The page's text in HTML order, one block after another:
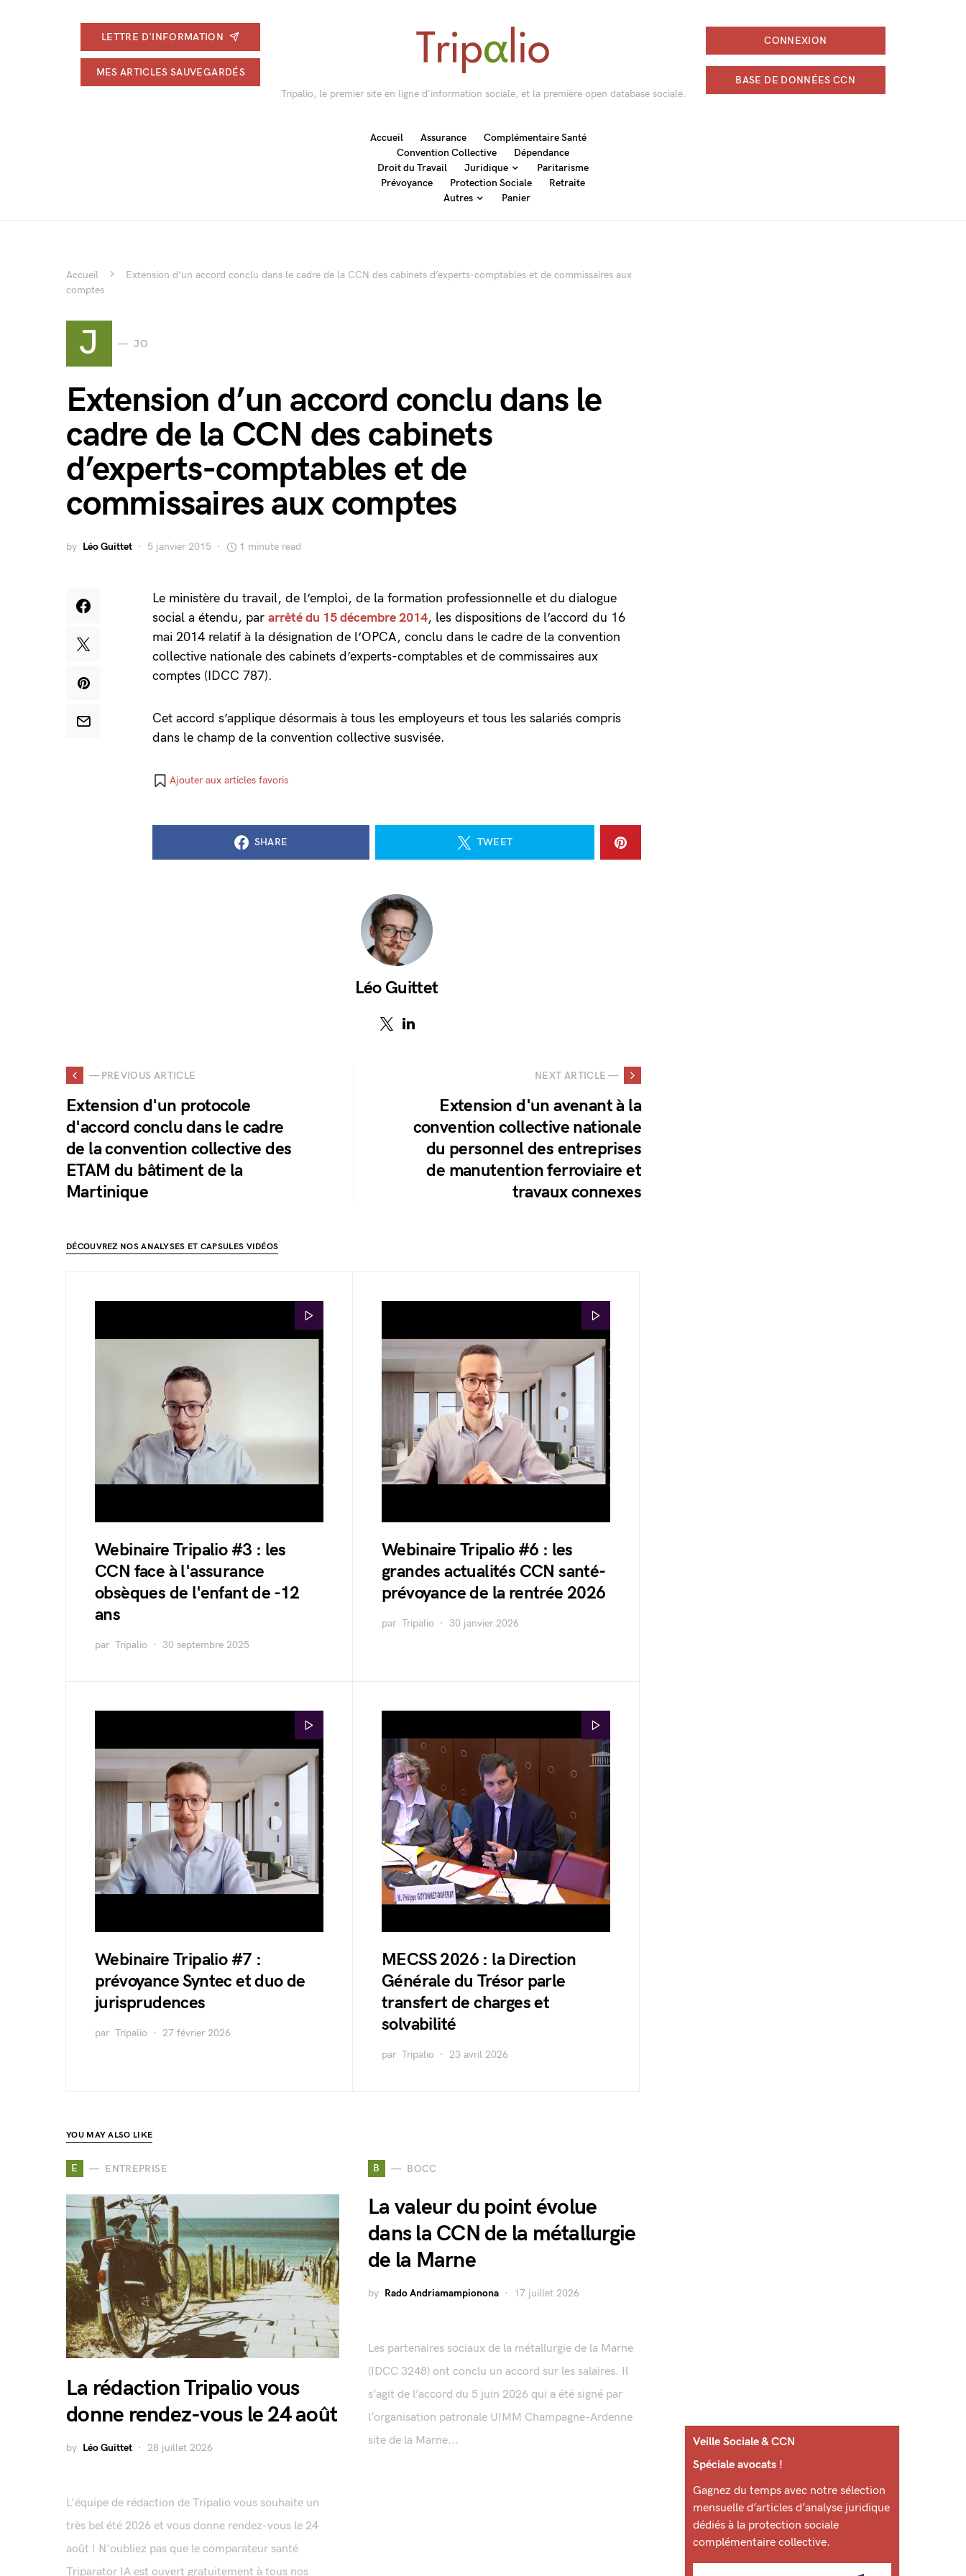
LETTRE D'INFORMATION
MES ARTICLES SAUVEGARDÉS
Tripalio, le premier site en ligne d'information sociale, et la première open database sociale.
CONNEXION
BASE DE DONNÉES CCN
Accueil Assurance
Complémentaire Santé
Convention Collective
Dépendance
Droit du Travail
Juridique
Paritarisme
Prévoyance
Protection Sociale
Retraite
Autres
Panier
Accueil
Extension d’un accord conclu dans le cadre de la CCN des cabinets d’experts-comptables et de commissaires aux
comptes
J JO
Extension d’un accord conclu dans le
cadre de la CCN des cabinets
d’experts-comptables et de
commissaires aux comptes
by Léo Guittet 5 janvier 2015 1 minute read
Le ministère du travail, de l’emploi, de la formation professionnelle et du dialogue
social a étendu, par arrêté du 15 décembre 2014, les dispositions de l’accord du 16
mai 2014 relatif à la désignation de l’OPCA, conclu dans le cadre de la convention
collective nationale des cabinets d’experts-comptables et de commissaires aux
comptes (IDCC 787).
Cet accord s’applique désormais à tous les employeurs et tous les salariés compris
dans le champ de la convention collective susvisée.
Ajouter aux articles favoris
SHARE TWEET
Léo Guittet
— PREVIOUS ARTICLE
Extension d'un protocole
d'accord conclu dans le cadre
de la convention collective des
ETAM du bâtiment de la
Martinique
NEXT ARTICLE —
Extension d'un avenant à la
convention collective nationale
du personnel des entreprises
de manutention ferroviaire et
travaux connexes
DÉCOUVREZ NOS ANALYSES ET CAPSULES VIDÉOS
Webinaire Tripalio #3 : les
CCN face à l'assurance
obsèques de l'enfant de -12
ans
par Tripalio 30 septembre 2025
Webinaire Tripalio #6 : les
grandes actualités CCN santé-
prévoyance de la rentrée 2026
par Tripalio 30 janvier 2026
Webinaire Tripalio #7 :
prévoyance Syntec et duo de
jurisprudences
par Tripalio 27 février 2026
MECSS 2026 : la Direction
Générale du Trésor parle
transfert de charges et
solvabilité
par Tripalio 23 avril 2026
YOU MAY ALSO LIKE
E ENTREPRISE
La rédaction Tripalio vous
donne rendez-vous le 24 août
by Léo Guittet 28 juillet 2026
L'équipe de rédaction de Tripalio vous souhaite un
très bel été 2026 et vous donne rendez-vous le 24
août ! N'oubliez pas que le comparateur santé
Triparator IA est ouvert gratuitement à tous nos
B BOCC
La valeur du point évolue
dans la CCN de la métallurgie
de la Marne
by Rado Andriamampionona 17 juillet 2026
Les partenaires sociaux de la métallurgie de la Marne
(IDCC 3248) ont conclu un accord sur les salaires. Il
s’agit de l’accord du 5 juin 2026 qui a été signé par
l’organisation patronale UIMM Champagne-Ardenne
site de la Marne...
Veille Sociale & CCN
Spéciale avocats !
Gagnez du temps avec notre sélection
mensuelle d’articles d’analyse juridique
dédiés à la protection sociale
complémentaire collective.